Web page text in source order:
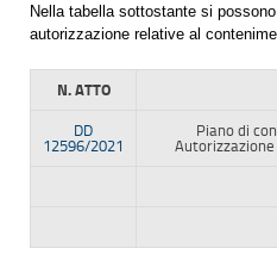
Nella tabella sottostante si
autorizzazione relative al
N. ATTO
DD
12596/2021
Piano di